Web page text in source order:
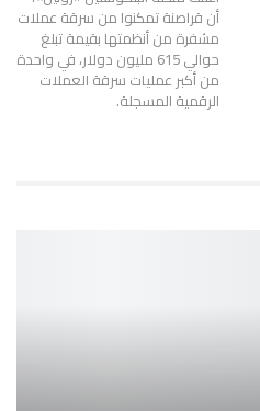
أن قراصنة تمكنوا من سرقة عملات
مشفرة من أنظمتها بقيمة تبلغ
حوالي 615 مليون دولار، في واحدة
من أكبر عمليات سرقة العملات
الرقمية المسجلة.